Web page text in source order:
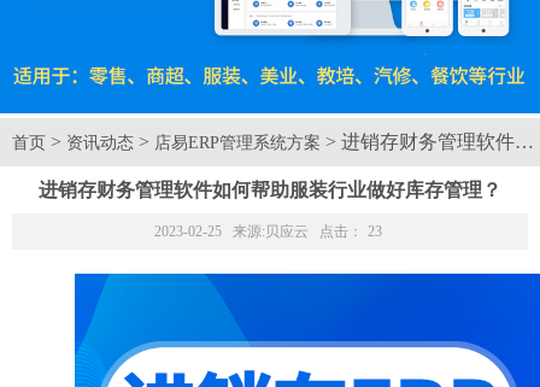
首页 > 资讯动态 > 店易ERP管理系统方案 > 进销存财务管理软件
进销存财务管理软件如何帮助服装行业做好库存管理？
2023-02-25 来源: 贝应云 点击： 23